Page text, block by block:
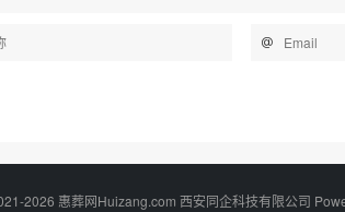
2026 惠葬网Huizang.com 西安同企科技有限公司